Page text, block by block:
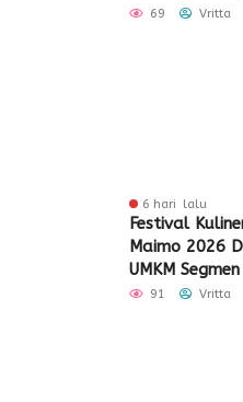
Industri
69 Vritta
6 hari lalu
Festival
Maimo 2026
UMKM
Perluas Akses
91 Vritta